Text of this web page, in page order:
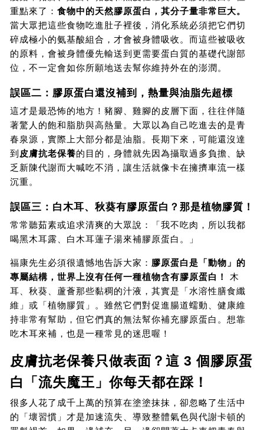
重點來了： 食物中的天然膠原蛋白，其分子量非常巨大。
當大眾把這些食物吃進肚子裡後，消化系統必須把它們切
碎成極小的氨基酸組合，才會被身體吸收。而這些被吸收
的原料，會被身體優先輸送到更需要蛋白質的基礎代謝部
位，不一定會如你所願地送去幫你維持外在的澎潤。
誤區二：膠原蛋白還沒補到，熱量與油脂先超標
這才是最恐怖的地方！豬腳、雞腳的皮層下面，往往伴隨
著驚人的飽和脂肪與高熱量。大眾以為自己吃進去的是青
春泉源，實際上大部分都是油脂。長期下來，可能還沒達
到 皮膚抗老保養的目的，身體就先因為攝取過多負擔、缺
乏新陳代謝而大喊吃不消，讓生活就像卡在擁擠車流一樣
沉重。
誤區三：白木耳、秋葵有膠原蛋白？那是植物膠質！
常常聽茹素或追求清爽的大眾說：「我不吃肉，所以我都
喝黑木耳露、白木耳蓮子湯來補膠原蛋白。」
福康先生必須很遺憾地告訴大家： 膠原蛋白是「動物」的
專屬結構，世界上沒有任何一種植物含有膠原蛋白！
木
耳、秋葵、蘆薈那些黏稠的汁液，其實是「水溶性膳食纖
維」或「植物膠質」。雖然它們對促進腸道蠕動、健康維
持非常有幫助，但它們真的無法幫你補充膠原蛋白。想靠
吃木耳來補，也是一種常見的迷思喔！
皮膚抗老保養只做表面？這 3 個膠原蛋
白「流失魔王」你每天都在踩！
很多人花了成千上萬的預算在塗塗抹抹，卻忽略了生活中
的「壞習慣」才是加速流失、導致整體氣色與代謝卡頓的